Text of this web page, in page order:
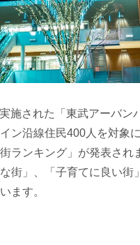
施された「東武アーバン
ン沿線住民400人を対象
ランキング」が発表され
街」、「子育てに良い街
ます。